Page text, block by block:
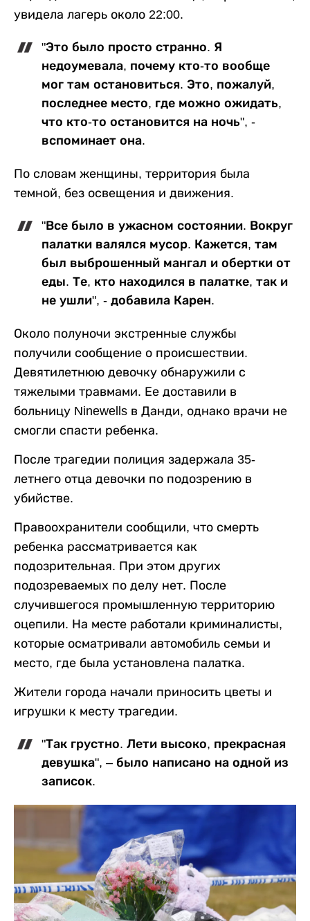
увидела лагерь около 22:00.
"Это было просто странно. Я
недоумевала, почему кто-то вообще
мог там остановиться. Это, пожалуй,
последнее место, где можно ожидать,
что кто-то остановится на ночь", -
вспоминает она.
По словам женщины, территория была
темной, без освещения и движения.
"Все было в ужасном состоянии. Вокруг
палатки валялся мусор. Кажется, там
был выброшенный мангал и обертки от
еды. Те, кто находился в палатке, так и
не ушли", - добавила Карен.
Около полуночи экстренные службы
получили сообщение о происшествии.
Девятилетнюю девочку обнаружили с
тяжелыми травмами. Ее доставили в
больницу Ninewells в Данди, однако врачи не
смогли спасти ребенка.
После трагедии полиция задержала 35-
летнего отца девочки по подозрению в
убийстве.
Правоохранители сообщили, что смерть
ребенка рассматривается как
подозрительная. При этом других
подозреваемых по делу нет. После
случившегося промышленную территорию
оцепили. На месте работали криминалисты,
которые осматривали автомобиль семьи и
место, где была установлена палатка.
Жители города начали приносить цветы и
игрушки к месту трагедии.
"Так грустно. Лети высоко, прекрасная
девушка", – было написано на одной из
записок.